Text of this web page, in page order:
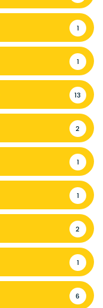
1
1
13
2
1
1
2
1
6